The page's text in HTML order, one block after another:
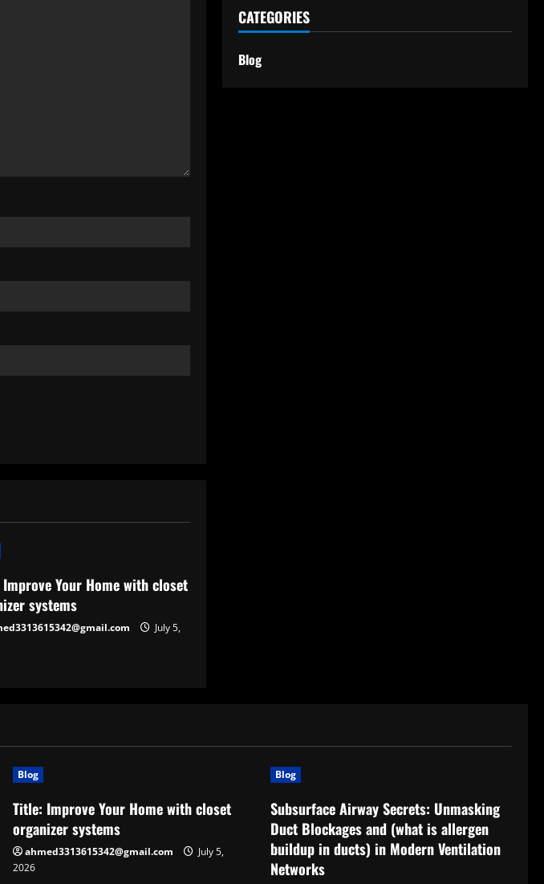
Your Home with closet
systems
July 5,
CATEGORIES
Blog
Blog
Title: Improve Your Home with closet
organizer systems
ahmed3313615342@gmail.com
July 5,
2026
Blog
Subsurface Airway Secrets: Unmasking
Duct Blockages and (what is allergen
buildup in ducts) in Modern Ventilation
Networks